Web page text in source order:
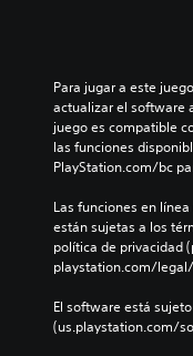
Para jugar a este
actualizar el software
juego es compatible
las funciones
PlayStation.com/bc
Las funciones en
están sujetas a los
política de privacidad
playstation.com/
El software está
(us.playstation.com/